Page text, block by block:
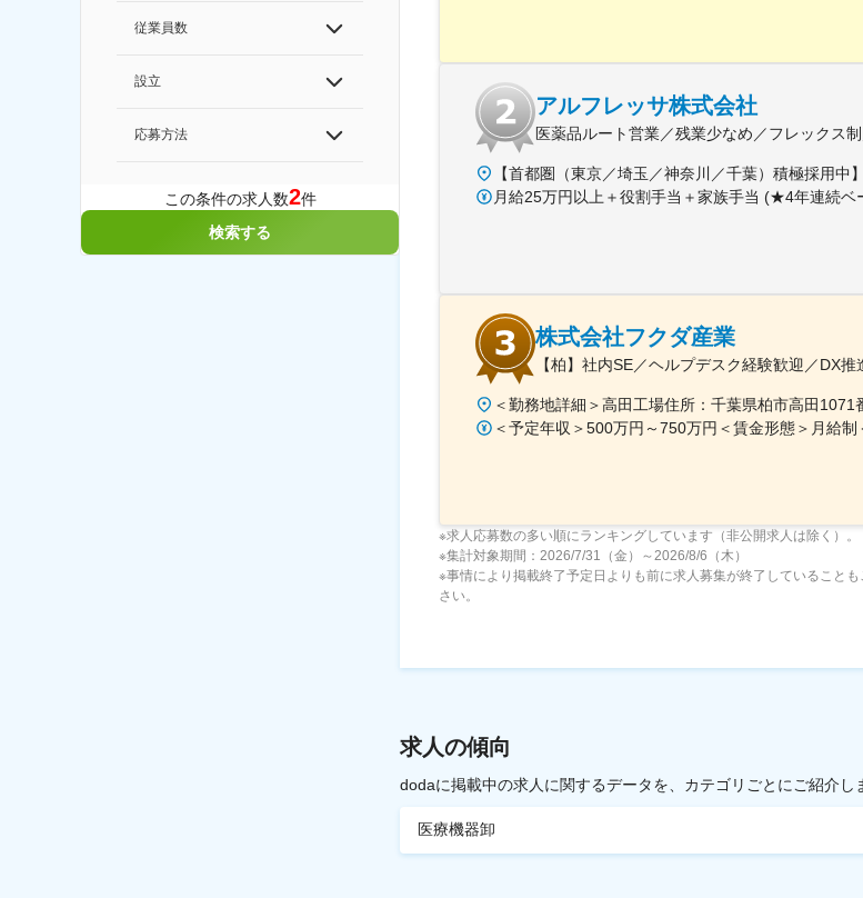
従業員数
設立
応募方法
この条件の求人数2件
検索する
アルフレッサ株式会社
医薬品ルート営業／残業少なめ／フレックス
株式会社フクダ産業
【柏】社内SE／ヘルプデスク経験歓迎／DX
※求人応募数の多い順にランキングしています（非公開求人は除く）。
※集計対象期間：2026/7/31（金）～2026/8/6（木）
※事情により掲載終了予定日よりも前に求人募集が終了していること
さい。
求人の傾向
dodaに掲載中の求人に関するデータを、カテゴリごとにご紹介し
医療機器卸